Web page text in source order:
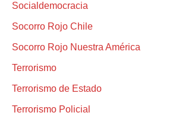
Socialdemocracia
Socorro Rojo Chile
Socorro Rojo Nuestra América
Terrorismo
Terrorismo de Estado
Terrorismo Policial